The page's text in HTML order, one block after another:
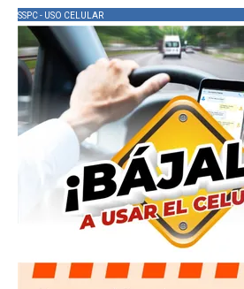
SSPC - USO CELULAR